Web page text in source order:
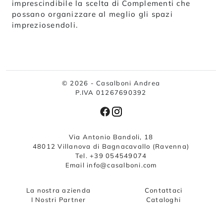
imprescindibile la scelta di Complementi che
possano organizzare al meglio gli spazi
impreziosendoli.
© 2026 - Casalboni Andrea
P.IVA 01267690392
Via Antonio Bandoli, 18
48012 Villanova di Bagnacavallo (Ravenna)
Tel. +39 054549074
Email info@casalboni.com
La nostra azienda
I Nostri Partner
Contattaci
Cataloghi